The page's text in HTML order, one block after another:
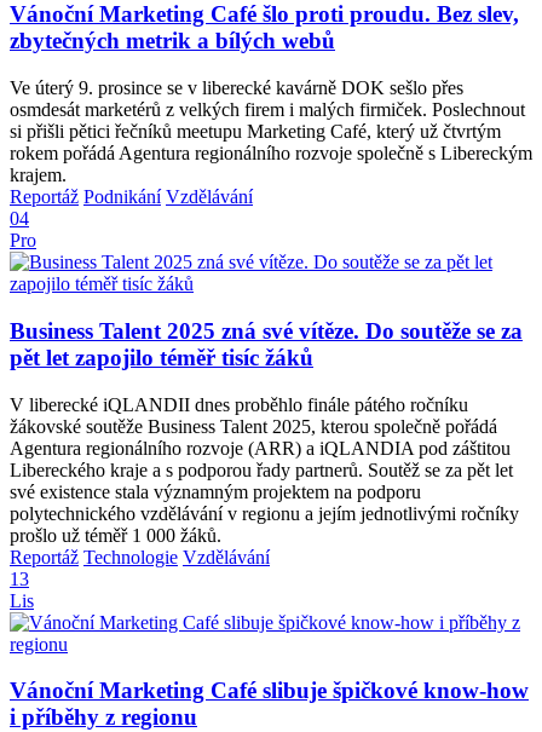
Vánoční Marketing Café šlo proti proudu. Bez slev,
zbytečných metrik a bílých webů
Ve úterý 9. prosince se v liberecké kavárně DOK sešlo přes
osmdesát marketérů z velkých firem i malých firmiček. Poslechnout
si přišli pětici řečníků meetupu Marketing Café, který už čtvrtým
rokem pořádá Agentura regionálního rozvoje společně s Libereckým
krajem.
Reportáž Podnikání Vzdělávání
04
Pro
Business Talent 2025 zná své vítěze. Do soutěže se za
pět let zapojilo téměř tisíc žáků
V liberecké iQLANDII dnes proběhlo finále pátého ročníku
žákovské soutěže Business Talent 2025, kterou společně pořádá
Agentura regionálního rozvoje (ARR) a iQLANDIA pod záštitou
Libereckého kraje a s podporou řady partnerů. Soutěž se za pět let
své existence stala významným projektem na podporu
polytechnického vzdělávání v regionu a jejím jednotlivými ročníky
prošlo už téměř 1 000 žáků.
Reportáž Technologie Vzdělávání
13
Lis
Vánoční Marketing Café slibuje špičkové know-how
i příběhy z regionu